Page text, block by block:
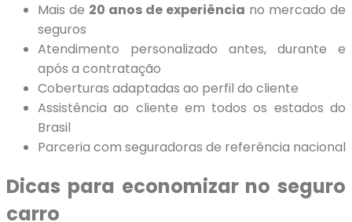
Mais de 20 anos de experiência no mercado de
seguros
Atendimento personalizado antes, durante e
após a contratação
Coberturas adaptadas ao perfil do cliente
Assistência ao cliente em todos os estados do
Brasil
Parceria com seguradoras de referência nacional
Dicas para economizar no seguro
carro